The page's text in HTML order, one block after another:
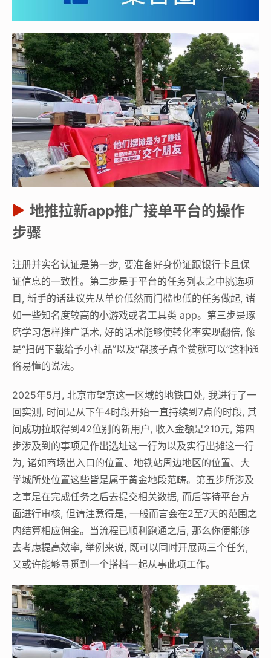
地推拉新app推广接单平台的操作
步骤
注册并实名认证是第一步, 要准备好身份证跟银行卡且保
证信息的一致性。第二步是于平台的任务列表之中挑选项
目, 新手的话建议先从单价低然而门槛也低的任务做起, 诸
如一些知名度较高的小游戏或者工具类 app。第三步是琢
磨学习怎样推广话术, 好的话术能够使转化率实现翻倍, 像
是“扫码下载给予小礼品”以及“帮孩子点个赞就可以”这种通
俗易懂的说法。
2025年5月, 北京市望京这一区域的地铁口处, 我进行了一
回实测, 时间是从下午4时段开始一直持续到7点的时段, 其
间成功拉取得到42位别的新用户, 收入金额是210元, 第四
步涉及到的事项是作出选址这一行为以及实行出摊这一行
为, 诸如商场出入口的位置、地铁站周边地区的位置、大
学城所处位置这些皆是属于黄金地段范畴。第五步所涉及
之事是在完成任务之后去提交相关数据, 而后等待平台方
面进行审核, 但请注意得是, 一般而言会在2至7天的范围之
内结算相应佣金。当流程已顺利跑通之后, 那么你便能够
去考虑提高效率, 举例来说, 既可以同时开展两三个任务,
又或许能够寻觅到一个搭档一起从事此项工作。